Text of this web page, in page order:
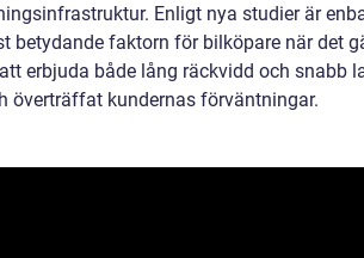
Enligt nya studier är
betydande faktorn för bilköpare när det
erbjuda både lång räckvidd och snabb
överträffat kundernas förväntningar.